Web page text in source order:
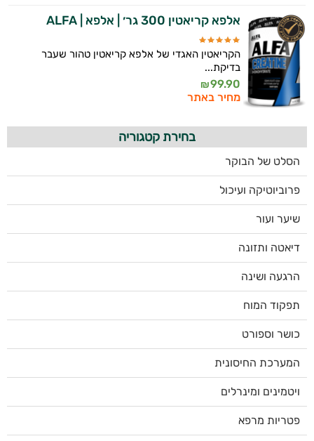
אלפא קריאטין 300 גר׳ | אלפא | ALFA
הקריאטין האגדי של אלפא קריאטין טהור שעבר
בדיקת...
99.90
₪
מחיר באתר
בחירת קטגוריה
הסלט של הבוקר
פרוביוטיקה ועיכול
שיער ועור
דיאטה ותזונה
הרגעה ושינה
תפקוד המוח
כושר וספורט
המערכת החיסונית
ויטמינים ומינרלים
פטריות מרפא